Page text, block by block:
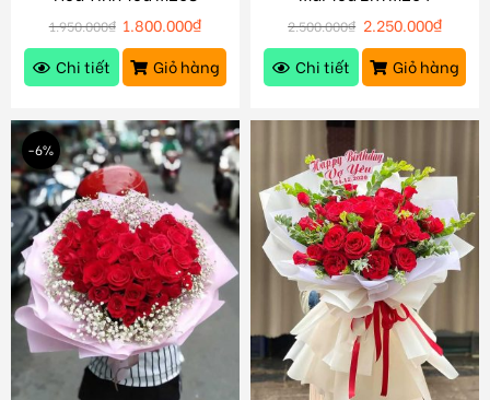
1.950.000₫ 1.800.000₫
Chi tiết
Giỏ hàng
2.500.000₫ 2.250.000₫
Chi tiết
Giỏ hàng
-6%